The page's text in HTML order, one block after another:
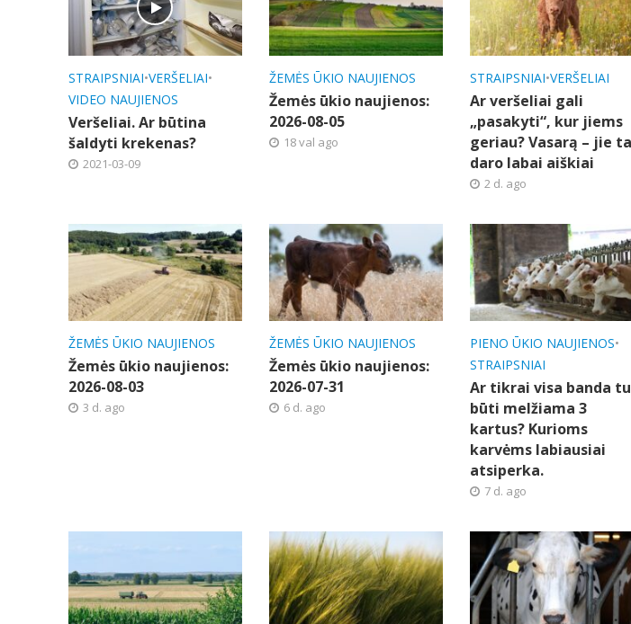
STRAIPSNIAI•VERŠELIAI•
VIDEO NAUJIENOS
Veršeliai. Ar būtina
šaldyti krekenas?
2021-03-09
ŽEMĖS ŪKIO NAUJIENOS
Žemės ūkio naujienos:
2026-08-05
18 val ago
STRAIPSNIAI•VERŠELIAI
Ar veršeliai gali
„pasakyti“, kur jiems
geriau? Vasarą – jie
daro labai aiškiai
2 d. ago
ŽEMĖS ŪKIO NAUJIENOS
Žemės ūkio naujienos:
2026-08-03
3 d. ago
ŽEMĖS ŪKIO NAUJIENOS
Žemės ūkio naujienos:
2026-07-31
6 d. ago
PIENO ŪKIO NAUJIENOS•
STRAIPSNIAI
Ar tikrai visa banda
būti melžiama 3
kartus? Kurioms
karvėms labiausiai
atsiperka.
7 d. ago